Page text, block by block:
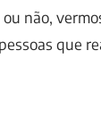
não,
que